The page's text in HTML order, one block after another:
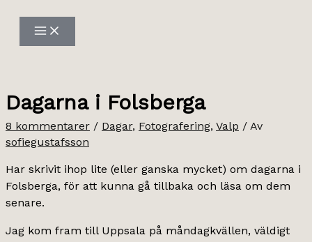
innehåll
Dagarna i Folsberga
8 kommentarer / Dagar, Fotografering, Valp / Av
sofiegustafsson
Har skrivit ihop lite (eller ganska mycket) om dagarna i
Folsberga, för att kunna gå tillbaka och läsa om dem
senare.
Jag kom fram till Uppsala på måndagkvällen, väldigt